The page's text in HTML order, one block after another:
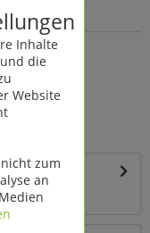
m
Inhalte
die
Website
zum
an